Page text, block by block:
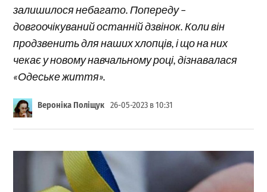
залишилося небагато. Попереду –
довгоочікуваний останній дзвінок. Коли він
продзвенить для наших хлопців, і що на них
чекає у новому навчальному році, дізнавалася
«Одеське життя».
Вероніка Поліщук 26-05-2023 в 10:31